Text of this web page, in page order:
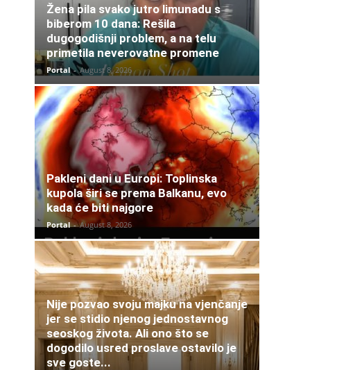
Žena pila svako jutro limunadu s
biberom 10 dana: Rešila
dugogodišnji problem, a na telu
primetila neverovatne promene
Portal - August 8, 2026
Pakleni dani u Europi: Toplinska
kupola širi se prema Balkanu, evo
kada će biti najgore
Portal - August 8, 2026
Nije pozvao svoju majku na vjenčanje
jer se stidio njenog jednostavnog
seoskog života. Ali ono što se
dogodilo usred proslave ostavilo je
sve goste...